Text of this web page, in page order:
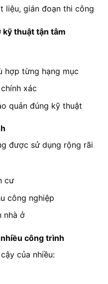
liệu, gián đoạn thi công
kỹ thuật tận tâm
hợp từng hạng mục
xác
quản đúng kỹ thuật
được sử dụng rộng rãi
cư
công nghiệp
nhà ở
công trình
của nhiều: